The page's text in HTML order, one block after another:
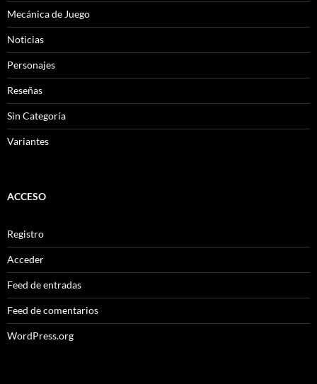
Mecánica de Juego
Noticias
Personajes
Reseñas
Sin Categoría
Variantes
ACCESO
Registro
Acceder
Feed de entradas
Feed de comentarios
WordPress.org